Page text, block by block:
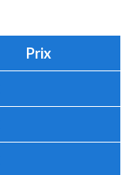
Prix